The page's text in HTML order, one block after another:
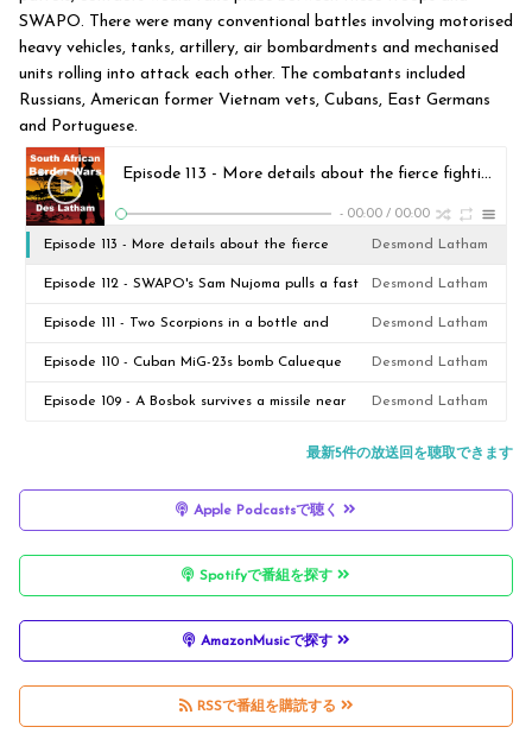
SWAPO. There were many conventional battles involving motorised
heavy vehicles, tanks, artillery, air bombardments and mechanised
units rolling into attack each other. The combatants included
Russians, American former Vietnam vets, Cubans, East Germans
and Portuguese.
Episode 113 - More details about the fierce fighting when PLAN invaded Namibia in April 1989
- 00:00 / 00:00
Episode 113 - More details about the fierce
fighting when PLAN invaded Namibia in April
1989
Desmond Latham
Episode 112 - SWAPO's Sam Nujoma pulls a fast
one and UNTAG struggles to cope
Desmond Latham
Episode 111 - Two Scorpions in a bottle and
peace after 23 years
Desmond Latham
Episode 110 - Cuban MiG-23s bomb Calueque
Dam and 11 SADF troops pay the price
Desmond Latham
Episode 109 - A Bosbok survives a missile near Desmond Latham
最新5件の放送回を聴取できます
Apple Podcastsで聴く
Spotifyで番組を探す
AmazonMusicで探す
RSSで番組を購読する